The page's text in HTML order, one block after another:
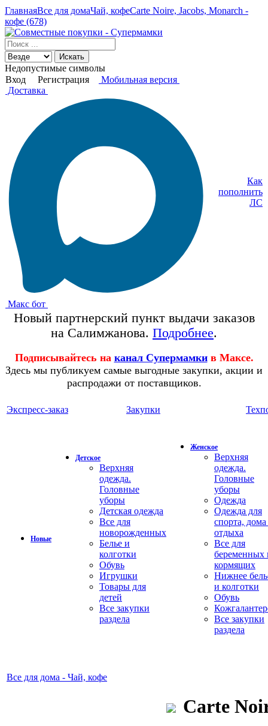
ГлавнаяВсе для домаЧай, кофеCarte Noire, Jacobs, Monarch -
кофе (678)
Искать
Недопустимые символы
Вход
Регистрация
Мобильная версия
Доставка
Макс бот
Как
пополнить
ЛС
Новый партнерский пункт выдачи заказов
на Салимжанова. Подробнее.
Подписывайтесь на канал Супермамки в Максе.
Здесь мы публикуем самые выгодные закупки, акции и
распродажи от поставщиков.
Экспресс-заказ Закупки
Новые
Детское
Верхняя
одежда.
Головные
уборы
Детская одежда
Все для
новорожденных
Белье и
колготки
Обувь
Игрушки
Товары для
детей
Все закупки
раздела
Женское
Верхняя
одежда.
Головные
уборы
Одежда
Одежда для
спорта,
отдыха
Все для
беременных
кормящих
Нижнее
и колготки
Обувь
Все закупки
раздела
Все для дома - Чай, кофе
Carte